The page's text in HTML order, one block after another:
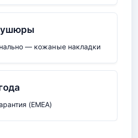
— кожаные накладки
(EMEA)